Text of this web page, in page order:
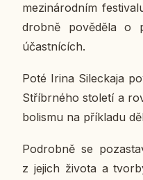
me­zi­ná­rod­ním
drob­ně po­vě­dě­la o
účast­ní­cích.
Poté Irina Si­lec­ka­ja
Stří­br­né­ho sto­le­tí a
bo­lis­mu na pří­kla­du
Po­drob­ně se
z jejich života a